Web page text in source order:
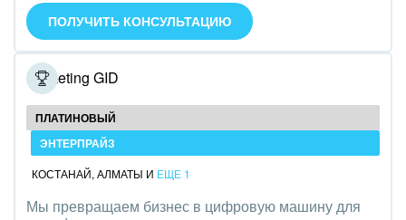
Оборудование, техника
Полиграфия
Ритуальные услуги
Рынки и торговля
ПОЛУЧИТЬ КОНСУЛЬТАЦИЮ
Marketing GID
ПЛАТИНОВЫЙ
ЭНТЕРПРАЙЗ
КОСТАНАЙ, АЛМАТЫ И ЕЩЕ 1
Мы превращаем бизнес в цифровую машину для